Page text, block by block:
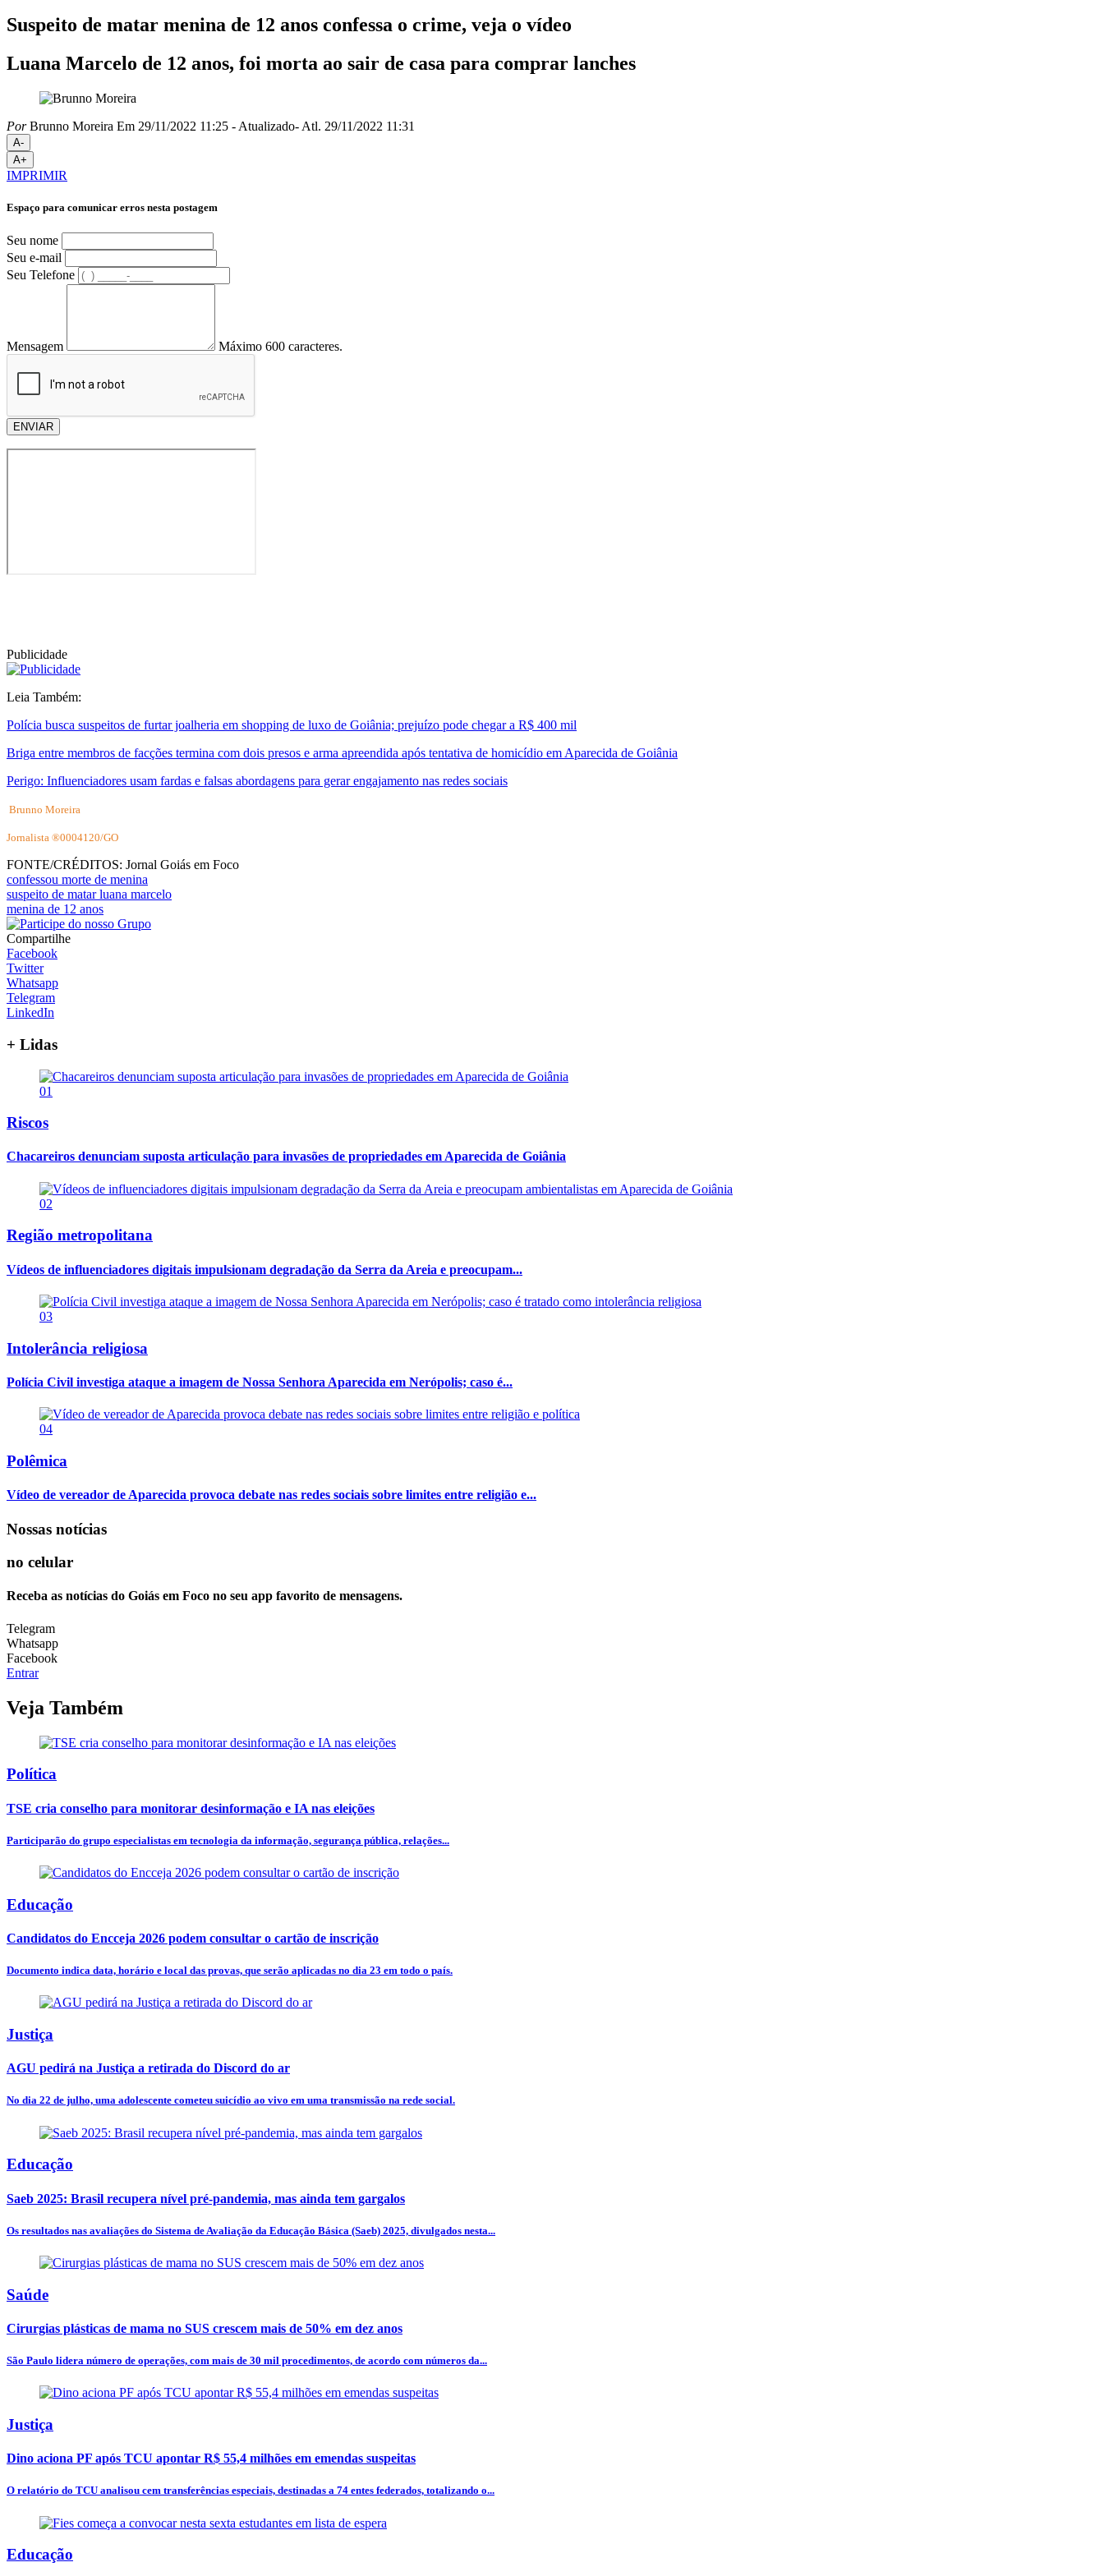
Suspeito de matar menina de 12 anos confessa o crime, veja o vídeo
Luana Marcelo de 12 anos, foi morta ao sair de casa para comprar lanches
PorBrunno Moreira Em 29/11/2022 11:25 - Atualizado- Atl. 29/11/2022 11:31
A-
A+
IMPRIMIR
Espaço para comunicar erros nesta postagem
Seu nome
Seu e-mail
Seu Telefone
Mensagem Máximo 600 caracteres.
ENVIAR
Publicidade
Leia Também:
Polícia busca suspeitos de furtar joalheria em shopping de luxo de Goiânia; prejuízo pode chegar a R$ 400 mil
Briga entre membros de facções termina com dois presos e arma apreendida após tentativa de homicídio em Aparecida de Goiânia
Perigo: Influenciadores usam fardas e falsas abordagens para gerar engajamento nas redes sociais
Brunno Moreira
Jornalista ®0004120/GO
FONTE/CRÉDITOS: Jornal Goiás em Foco
confessou morte de menina
suspeito de matar luana marcelo
menina de 12 anos
Compartilhe
Facebook
Twitter
Whatsapp
Telegram
LinkedIn
+ Lidas
01
Riscos
Chacareiros denunciam suposta articulação para invasões de propriedades em Aparecida de Goiânia
02
Região metropolitana
Vídeos de influenciadores digitais impulsionam degradação da Serra da Areia e preocupam...
03
Intolerância religiosa
Polícia Civil investiga ataque a imagem de Nossa Senhora Aparecida em Nerópolis; caso é...
04
Polêmica
Vídeo de vereador de Aparecida provoca debate nas redes sociais sobre limites entre religião e...
Nossas notícias
no celular
Receba as notícias do Goiás em Foco no seu app favorito de mensagens.
Telegram
Whatsapp
Facebook
Entrar
Veja Também
Política
TSE cria conselho para monitorar desinformação e IA nas eleições
Participarão do grupo especialistas em tecnologia da informação, segurança pública, relações...
Educação
Candidatos do Encceja 2026 podem consultar o cartão de inscrição
Documento indica data, horário e local das provas, que serão aplicadas no dia 23 em todo o país.
Justiça
AGU pedirá na Justiça a retirada do Discord do ar
No dia 22 de julho, uma adolescente cometeu suicídio ao vivo em uma transmissão na rede social.
Educação
Saeb 2025: Brasil recupera nível pré-pandemia, mas ainda tem gargalos
Os resultados nas avaliações do Sistema de Avaliação da Educação Básica (Saeb) 2025, divulgados nesta...
Saúde
Cirurgias plásticas de mama no SUS crescem mais de 50% em dez anos
São Paulo lidera número de operações, com mais de 30 mil procedimentos, de acordo com números da...
Justiça
Dino aciona PF após TCU apontar R$ 55,4 milhões em emendas suspeitas
O relatório do TCU analisou cem transferências especiais, destinadas a 74 entes federados, totalizando o...
Educação